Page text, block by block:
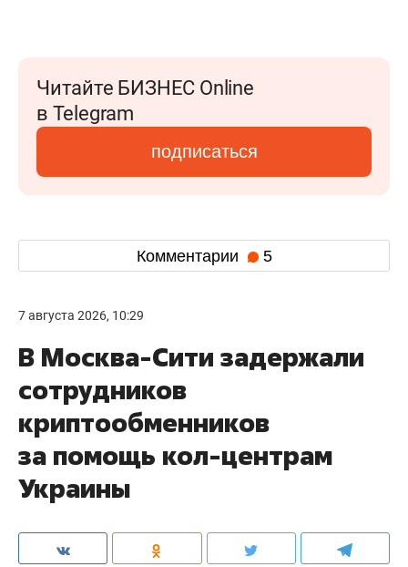
Читайте БИЗНЕС Online
в Telegram
подписаться
Комментарии 5
7 августа 2026, 10:29
В Москва-Сити задержали
сотрудников
криптообменников
за помощь кол-центрам
Украины